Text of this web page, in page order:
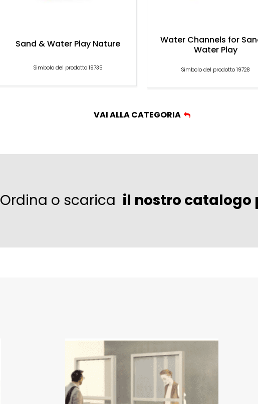
Sand & Water Play Nature
Simbolo del prodotto 19735
Water Channels for
Water Play
Simbolo del prodotto 19728
VAI ALLA CATEGORIA
Ordina o scarica il nostro catalogo